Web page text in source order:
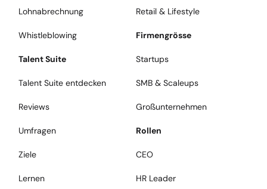
Lohnabrechnung
Whistleblowing
Talent Suite
Talent Suite entdecken
Reviews
Umfragen
Ziele
Lernen
Retail & Lifestyle
Firmengrösse
Startups
SMB & Scaleups
Großunternehmen
Rollen
CEO
HR Leader